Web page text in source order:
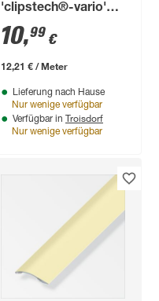
'clipstech®-vario'
Aluminium
messingfarben 900 x
33 mm
10,99 €
12,21 € / Meter
Lieferung nach Hause
Nur wenige verfügbar
Verfügbar in Troisdorf
Nur wenige verfügbar